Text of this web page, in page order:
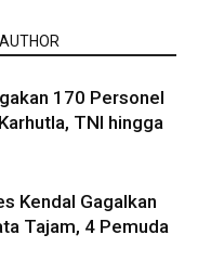
170 Personel
TNI hingga
Kendal Gagalkan
Tajam, 4 Pemuda